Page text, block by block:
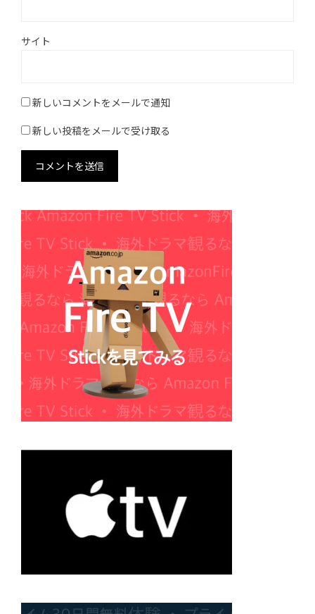
サイト
新しいコメントをメールで通知
新しい投稿をメールで受け取る